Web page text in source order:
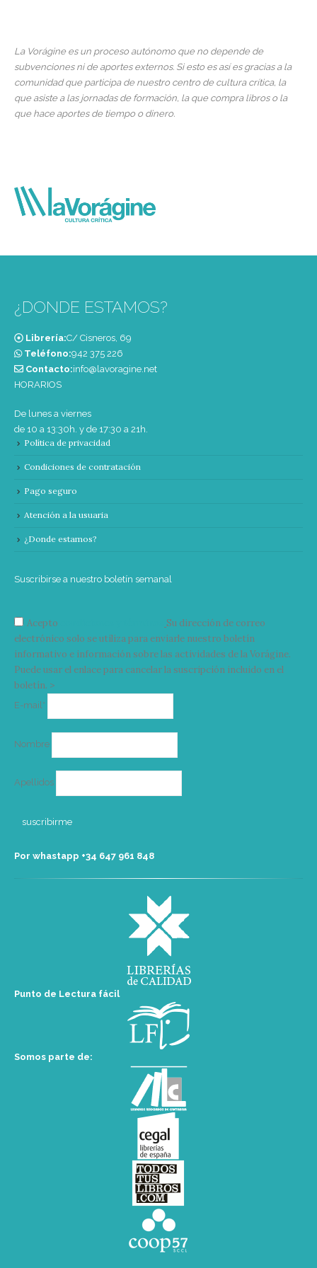
La Vorágine es un proceso autónomo que no depende de
subvenciones ni de aportes externos. Si esto es así es gracias a la
comunidad que participa de nuestro centro de cultura crítica, la
que asiste a las jornadas de formación, la que compra libros o la
que hace aportes de tiempo o dinero.
¿DONDE ESTAMOS?
Librería:C/ Cisneros, 69
Teléfono:‭942 375 226‬
Contacto:info@lavoragine.net
HORARIOS
De lunes a viernes
de 10 a 13:30h. y de 17:30 a 21h.
Política de privacidad
Condiciones de contratación
Pago seguro
Atención a la usuaria
¿Donde estamos?
Suscribirse a nuestro boletín semanal
Acepto
Su dirección de correo
electrónico solo se utiliza para enviarle nuestro boletín
informativo e información sobre las actividades de la Vorágine.
Puede usar el enlace para cancelar la suscripción incluido en el
boletín. >
E-mail*
Nombre
Apellidos
Por whastapp +34 ‭647 961 848‬
Punto de Lectura fácil
Somos parte de: